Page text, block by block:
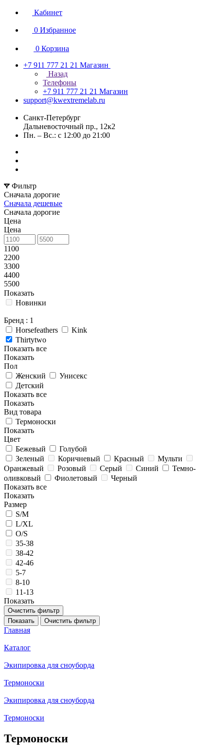
Кабинет
0 Избранное
0 Корзина
+7 911 777 21 21 Магазин
Назад
Телефоны
+7 911 777 21 21 Магазин
support@kwextremelab.ru
Санкт-Петербург
Дальневосточный пр., 12к2
Пн. – Вс.: с 12:00 до 21:00
Фильтр
Сначала дорогие
Сначала дешевые
Сначала дорогие
Цена
Цена
1100
2200
3300
4400
5500
Показать
Новинки
Бренд : 1
Horsefeathers
Kink
Thirtytwo
Показать все
Показать
Пол
Женский
Унисекс
Детский
Показать все
Показать
Вид товара
Термоноски
Показать
Цвет
Бежевый
Голубой
Зеленый
Коричневый Красный
Мульти
Оранжевый
Розовый Серый Синий
Темно-
оливковый
Фиолетовый
Черный
Показать все
Показать
Размер
S/M
L/XL
O/S
35-38
38-42
42-46
5-7
8-10
11-13
Показать
Очистить фильтр
Показать
Очистить фильтр
Главная
Каталог
Экипировка для сноуборда
Термоноски
Экипировка для сноуборда
Термоноски
Термоноски